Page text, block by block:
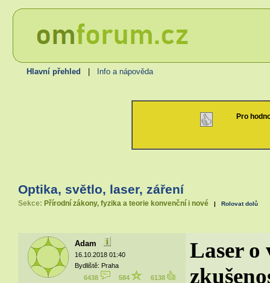
Hlavní přehled Info a nápověda
Pro
Optika, světlo, laser, záření
Sekce: Přírodní zákony, fyzika a teorie konvenční i nové | Rolovat dolů
Adam
16.10.2018 01:40
Bydliště: Praha
6438
584 6138
Laser o